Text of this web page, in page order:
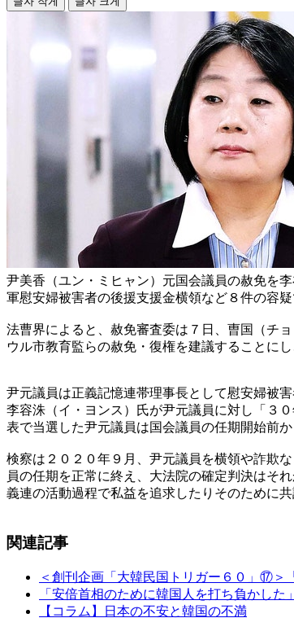
尹美香（ユン・ミヒャン）元国会議員の赦免を
軍慰安婦被害者の後援支援金横領など８件の容
法曹界によると、赦免審査委は７日、曺国（チ
ウル市教育監らの赦免・復権を建議することに
尹元議員は正義記憶連帯理事長として慰安婦被
李容洙（イ・ヨンス）氏が尹元議員に対し「３
表で当選した尹元議員は国会議員の任期開始前か
検察は２０２０年９月、尹元議員を横領や詐欺
員の任期を正常に終え、大法院の確定判決はそ
義連の活動過程で私益を追求したりそのために
関連記事
＜創刊企画「大韓民国トリガー６０」⑰＞
「安倍首相のために韓国人を打ち負かし
【コラム】日本の不安と韓国の不満